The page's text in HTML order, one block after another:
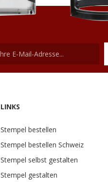
LINKS
Stempel bestellen
Stempel bestellen Schweiz
Stempel selbst gestalten
Stempel gestalten